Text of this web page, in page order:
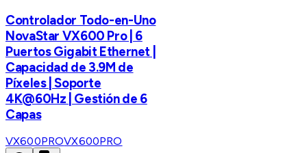
Controlador Todo-en-Uno
NovaStar VX600 Pro | 6
Puertos Gigabit Ethernet |
Capacidad de 3.9M de
Píxeles | Soporte
4K@60Hz | Gestión de 6
Capas
VX600PROVX600PRO